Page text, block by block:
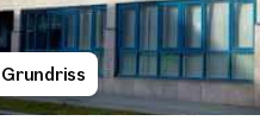
Grundriss